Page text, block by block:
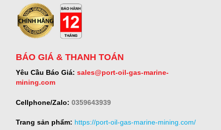
BÁO GIÁ & THANH TOÁN
Yêu Cầu Báo Giá: sales@port-oil-gas-marine-
mining.com
Cellphone/Zalo: 0359643939
Trang sản phẩm: https://port-oil-gas-marine-mining.com/